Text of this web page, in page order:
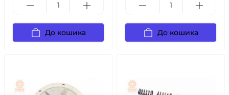
До кошика До кошика